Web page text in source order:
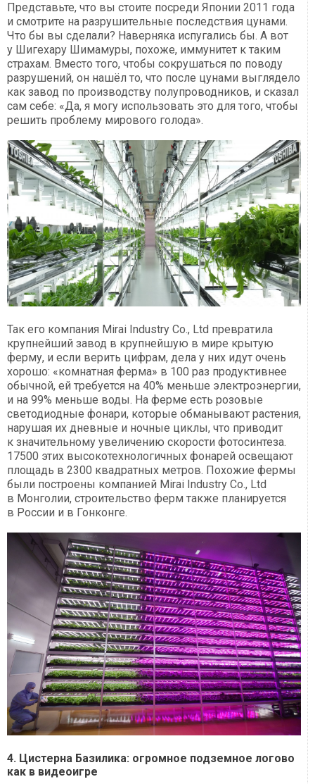
Представьте, что вы стоите посреди Японии 2011 года
и смотрите на разрушительные последствия цунами.
Что бы вы сделали? Наверняка испугались бы. А вот
у Шигехару Шимамуры, похоже, иммунитет к таким
страхам. Вместо того, чтобы сокрушаться по поводу
разрушений, он нашёл то, что после цунами выглядело
как завод по производству полупроводников, и сказал
сам себе: «Да, я могу использовать это для того, чтобы
решить проблему мирового голода».
Так его компания Mirai Industry Co., Ltd превратила
крупнейший завод в крупнейшую в мире крытую
ферму, и если верить цифрам, дела у них идут очень
хорошо: «комнатная ферма» в 100 раз продуктивнее
обычной, ей требуется на 40% меньше электроэнергии,
и на 99% меньше воды. На ферме есть розовые
светодиодные фонари, которые обманывают растения,
нарушая их дневные и ночные циклы, что приводит
к значительному увеличению скорости фотосинтеза.
17500 этих высокотехнологичных фонарей освещают
площадь в 2300 квадратных метров. Похожие фермы
были построены компанией Mirai Industry Co., Ltd
в Монголии, строительство ферм также планируется
в России и в Гонконге.
4. Цистерна Базилика: огромное подземное логово
как в видеоигре